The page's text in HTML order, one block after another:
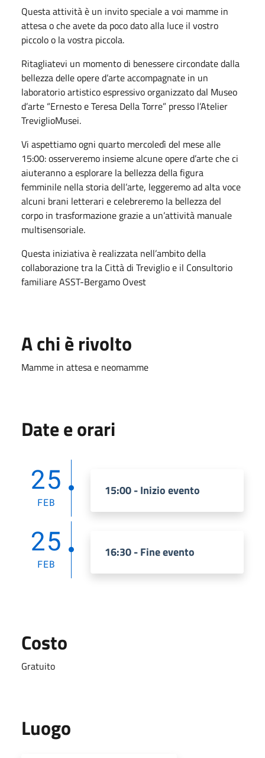
Questa attività è un invito speciale a voi mamme in
attesa o che avete da poco dato alla luce il vostro
piccolo o la vostra piccola.
Ritagliatevi un momento di benessere circondate dalla
bellezza delle opere d’arte accompagnate in un
laboratorio artistico espressivo organizzato dal Museo
d’arte “Ernesto e Teresa Della Torre” presso l’Atelier
TreviglioMusei.
Vi aspettiamo ogni quarto mercoledì del mese alle
15:00: osserveremo insieme alcune opere d’arte che ci
aiuteranno a esplorare la bellezza della figura
femminile nella storia dell’arte, leggeremo ad alta voce
alcuni brani letterari e celebreremo la bellezza del
corpo in trasformazione grazie a un’attività manuale
multisensoriale.
Questa iniziativa è realizzata nell’ambito della
collaborazione tra la Città di Treviglio e il Consultorio
familiare ASST-Bergamo Ovest
A chi è rivolto
Mamme in attesa e neomamme
Date e orari
25
FEB
15:00 - Inizio evento
25
FEB
16:30 - Fine evento
Costo
Gratuito
Luogo